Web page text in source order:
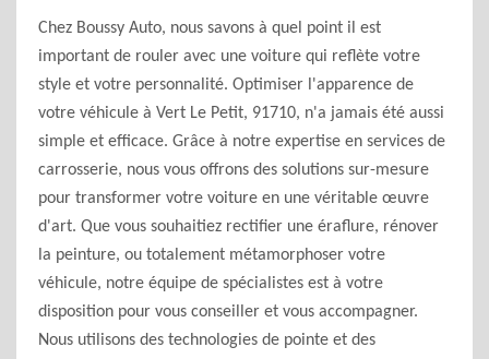
Chez Boussy Auto, nous savons à quel point il est
important de rouler avec une voiture qui reflète votre
style et votre personnalité. Optimiser l'apparence de
votre véhicule à Vert Le Petit, 91710, n'a jamais été aussi
simple et efficace. Grâce à notre expertise en services de
carrosserie, nous vous offrons des solutions sur-mesure
pour transformer votre voiture en une véritable œuvre
d'art. Que vous souhaitiez rectifier une éraflure, rénover
la peinture, ou totalement métamorphoser votre
véhicule, notre équipe de spécialistes est à votre
disposition pour vous conseiller et vous accompagner.
Nous utilisons des technologies de pointe et des